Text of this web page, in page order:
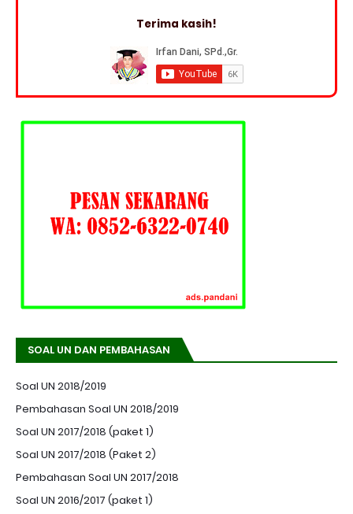
Terima kasih!
SOAL UN DAN PEMBAHASAN
Soal UN 2018/2019
Pembahasan Soal UN 2018/2019
Soal UN 2017/2018 (paket 1)
Soal UN 2017/2018 (Paket 2)
Pembahasan Soal UN 2017/2018
Soal UN 2016/2017 (paket 1)